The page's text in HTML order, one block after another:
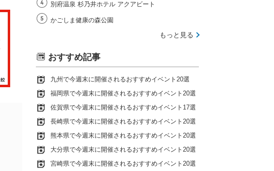
別府温泉 杉乃井ホテル アクアビート
かごしま健康の森公園
もっと見る
おすすめ記事
九州で今週末に開催されるおすすめイベント20選
福岡県で今週末に開催されるおすすめイベント20選
佐賀県で今週末に開催されるおすすめイベント17選
長崎県で今週末に開催されるおすすめイベント20選
熊本県で今週末に開催されるおすすめイベント20選
大分県で今週末に開催されるおすすめイベント20選
宮崎県で今週末に開催されるおすすめイベント20選